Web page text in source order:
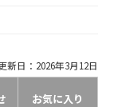
新日：2026年3月12日
お気に入り